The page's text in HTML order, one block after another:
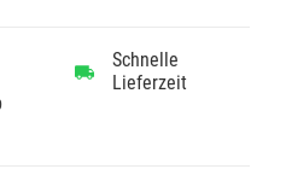
Schnelle
Lieferzeit